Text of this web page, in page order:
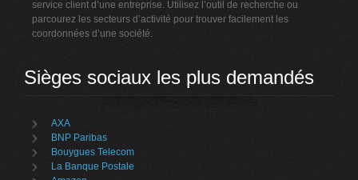
service client d’une entreprise. Utilisez l’outil de recherche ou
parcourez les secteurs d’activité pour trouver facilement les
coordonnées d’une société.
Sièges sociaux les plus demandés
AXA
BNP Paribas
Bouygues Telecom
La Banque Postale